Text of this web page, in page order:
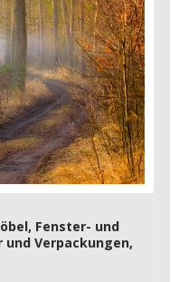
Fenster- und
und Verpackungen,